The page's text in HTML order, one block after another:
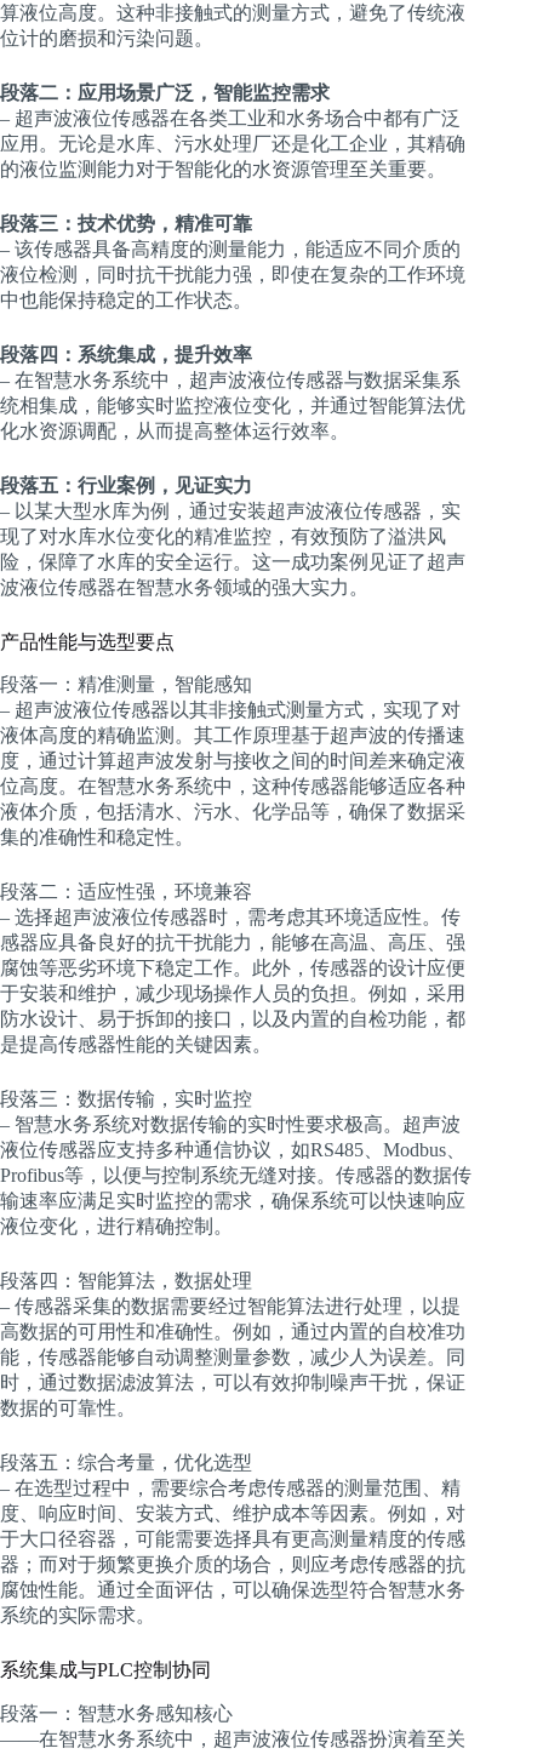
算液位高度。这种非接触式的测量方式，避免了传统液
位计的磨损和污染问题。
段落二：应用场景广泛，智能监控需求
– 超声波液位传感器在各类工业和水务场合中都有广泛
应用。无论是水库、污水处理厂还是化工企业，其精确
的液位监测能力对于智能化的水资源管理至关重要。
段落三：技术优势，精准可靠
– 该传感器具备高精度的测量能力，能适应不同介质的
液位检测，同时抗干扰能力强，即使在复杂的工作环境
中也能保持稳定的工作状态。
段落四：系统集成，提升效率
– 在智慧水务系统中，超声波液位传感器与数据采集系
统相集成，能够实时监控液位变化，并通过智能算法优
化水资源调配，从而提高整体运行效率。
段落五：行业案例，见证实力
– 以某大型水库为例，通过安装超声波液位传感器，实
现了对水库水位变化的精准监控，有效预防了溢洪风
险，保障了水库的安全运行。这一成功案例见证了超声
波液位传感器在智慧水务领域的强大实力。
产品性能与选型要点
段落一：精准测量，智能感知
– 超声波液位传感器以其非接触式测量方式，实现了对
液体高度的精确监测。其工作原理基于超声波的传播速
度，通过计算超声波发射与接收之间的时间差来确定液
位高度。在智慧水务系统中，这种传感器能够适应各种
液体介质，包括清水、污水、化学品等，确保了数据采
集的准确性和稳定性。
段落二：适应性强，环境兼容
– 选择超声波液位传感器时，需考虑其环境适应性。传
感器应具备良好的抗干扰能力，能够在高温、高压、强
腐蚀等恶劣环境下稳定工作。此外，传感器的设计应便
于安装和维护，减少现场操作人员的负担。例如，采用
防水设计、易于拆卸的接口，以及内置的自检功能，都
是提高传感器性能的关键因素。
段落三：数据传输，实时监控
– 智慧水务系统对数据传输的实时性要求极高。超声波
液位传感器应支持多种通信协议，如RS485、Modbus、
Profibus等，以便与控制系统无缝对接。传感器的数据传
输速率应满足实时监控的需求，确保系统可以快速响应
液位变化，进行精确控制。
段落四：智能算法，数据处理
– 传感器采集的数据需要经过智能算法进行处理，以提
高数据的可用性和准确性。例如，通过内置的自校准功
能，传感器能够自动调整测量参数，减少人为误差。同
时，通过数据滤波算法，可以有效抑制噪声干扰，保证
数据的可靠性。
段落五：综合考量，优化选型
– 在选型过程中，需要综合考虑传感器的测量范围、精
度、响应时间、安装方式、维护成本等因素。例如，对
于大口径容器，可能需要选择具有更高测量精度的传感
器；而对于频繁更换介质的场合，则应考虑传感器的抗
腐蚀性能。通过全面评估，可以确保选型符合智慧水务
系统的实际需求。
系统集成与PLC控制协同
段落一：智慧水务感知核心
——在智慧水务系统中，超声波液位传感器扮演着至关